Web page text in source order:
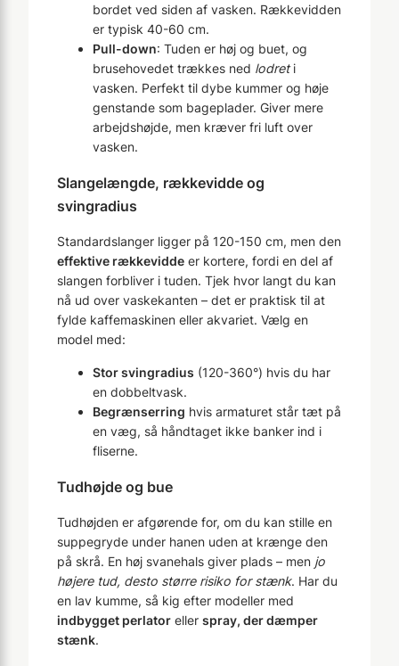
bordet ved siden af vasken. Rækkevidden
er typisk 40-60 cm.
Pull-down: Tuden er høj og buet, og
brusehovedet trækkes ned lodreti
vasken. Perfekt til dybe kummer og høje
genstande som bageplader. Giver mere
arbejdshøjde, men kræver fri luft over
vasken.
Slangelængde, rækkevidde og
svingradius
Standard­slanger ligger på 120-150 cm, men den
effektive rækkevidde er kortere, fordi en del af
slangen forbliver i tuden. Tjek hvor langt du kan
nå ud over vaskekanten – det er praktisk til at
fylde kaffemaskinen eller akvariet. Vælg en
model med:
Stor svingradius (120-360°) hvis du har
en dobbeltvask.
Begrænserring hvis armaturet står tæt på
en væg, så håndtaget ikke banker ind i
fliserne.
Tudhøjde og bue
Tudhøjden er afgørende for, om du kan stille en
suppegryde under hanen uden at krænge den
på skrå. En høj svanehals giver plads – men jo
højere tud, desto større risiko for stænk. Har du
en lav kumme, så kig efter modeller med
indbygget perlator eller spray, der dæmper
stænk.